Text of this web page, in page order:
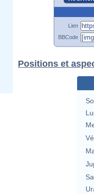
Lien
BBCode
Positions et